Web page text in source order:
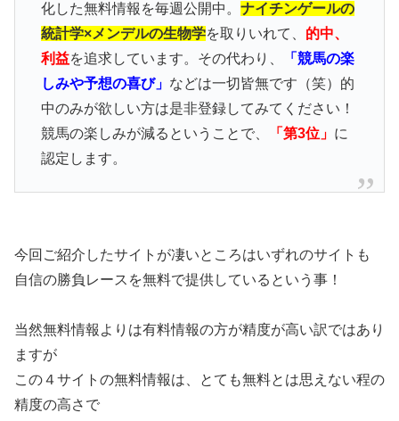
化した無料情報を毎週公開中。 ナイチンゲールの
統計学×メンデルの生物学を取りいれて、 的中、
利益を追求しています。その代わり、
「競馬の楽
しみや予想の喜び」 などは一切皆無です（笑）的
中のみが欲しい方は是非登録してみてください！
競馬の楽しみが減るということで、
「第3位」 に
認定します。
今回ご紹介したサイトが凄いところはいずれのサイトも
自信の勝負レースを無料で提供しているという事！
当然無料情報よりは有料情報の方が精度が高い訳ではあり
ますが
この４サイトの無料情報は、とても無料とは思えない程の
精度の高さで